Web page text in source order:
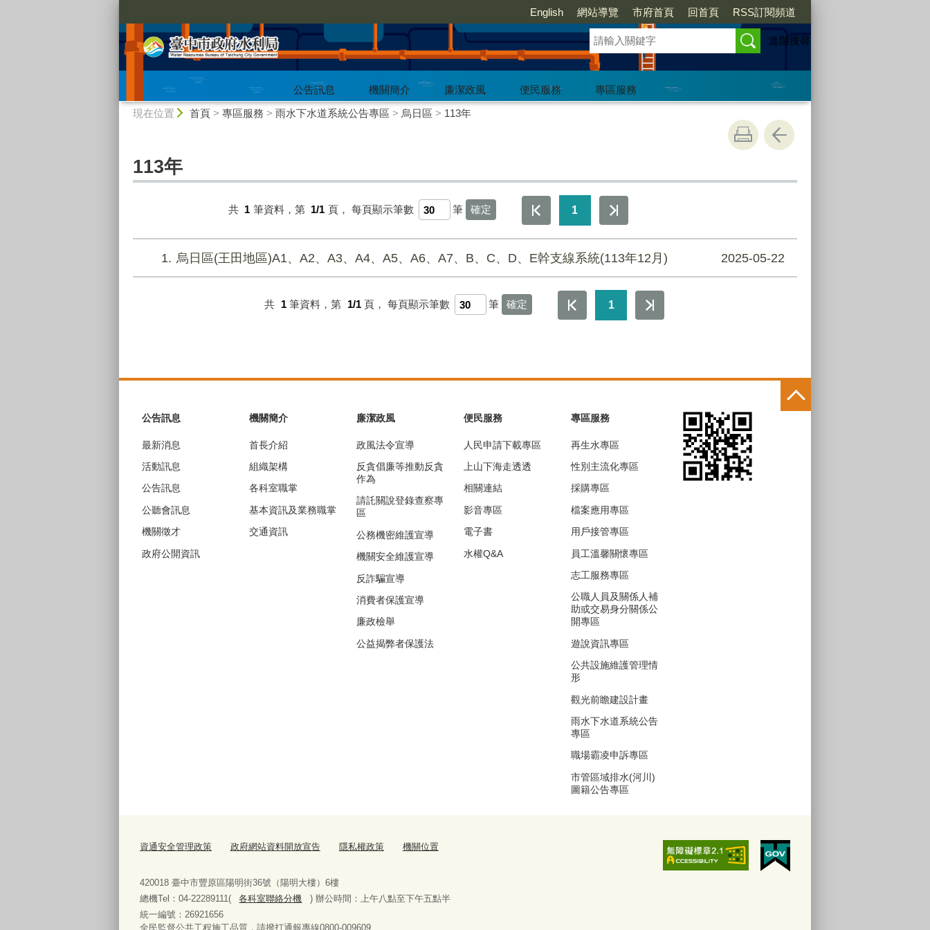
English 網站導覽 市府首頁 回首頁 RSS訂閱頻道
進階搜尋
公告訊息 機關簡介 廉潔政風 便民服務
專區服務
現在位置 首頁> 專區服務 > 雨水下水道系統公告專區 > 烏日區 > 113年
113年
共 1 筆資料，第 1/1 頁， 每頁顯示筆數 筆 1
1 烏日區(王田地區)A1、A2、A3、A4、A5、A6、A7、B、C、D、E幹支線系統(113年12月) 2025-05-22
共 1 筆資料，第 1/1 頁， 每頁顯示筆數 筆 1
公告訊息
最新消息
活動訊息
公告訊息
公聽會訊息
機關徵才
政府公開資訊
機關簡介
首長介紹
組織架構
各科室職掌
基本資訊及業務職掌
交通資訊
廉潔政風
政風法令宣導
反貪倡廉等推動反貪
作為
請託關說登錄查察專
區
公務機密維護宣導
機關安全維護宣導
反詐騙宣導
消費者保護宣導
廉政檢舉
公益揭弊者保護法
便民服務
人民申請下載專區
上山下海走透透
相關連結
影音專區
電子書
水權Q&A
專區服務
再生水專區
性別主流化專區
採購專區
檔案應用專區
用戶接管專區
員工溫馨關懷專區
志工服務專區
公職人員及關係人補
助或交易身分關係公
開專區
遊說資訊專區
公共設施維護管理情
形
觀光前瞻建設計畫
雨水下水道系統公告
專區
職場霸凌申訴專區
市管區域排水(河川)
圖籍公告專區
資通安全管理政策 政府網站資料開放宣告 隱私權政策 機關位置
420018 臺中市豐原區陽明街36號（陽明大樓）6樓
總機Tel：04-22289111(
各科室聯絡分機
) 辦公時間：上午八點至下午五點半
統一編號：26921656
全民監督公共工程施工品質，請撥打通報專線0800-009609